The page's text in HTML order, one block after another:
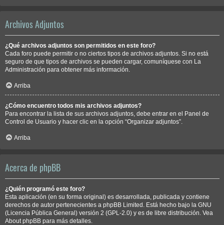
Archivos Adjuntos
¿Qué archivos adjuntos son permitidos en este foro?
Cada foro puede permitir o no ciertos tipos de archivos adjuntos. Si no está
seguro de que tipos de archivos se pueden cargar, comuníquese con La
Administración para obtener más información.
Arriba
¿Cómo encuentro todos mis archivos adjuntos?
Para encontrar la lista de sus archivos adjuntos, debe entrar en el Panel de
Control de Usuario y hacer clic en la opción “Organizar adjuntos”.
Arriba
Acerca de phpBB
¿Quién programó este foro?
Esta aplicación (en su forma original) es desarrollada, publicada y contiene
derechos de autor pertenecientes a phpBB Limited . Está hecho bajo la GNU
(Licencia Pública General) versión 2 (GPL-2.0) y es de libre distribución. Vea
About phpBB para más detalles.